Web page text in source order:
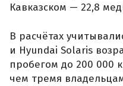
Кавказском — 22,8
В расчётах
и Hyundai Solaris
пробегом до 200 000
чем тремя